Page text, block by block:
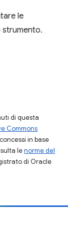
le
di questa
Commons
in base
lenorme del
di Oracle